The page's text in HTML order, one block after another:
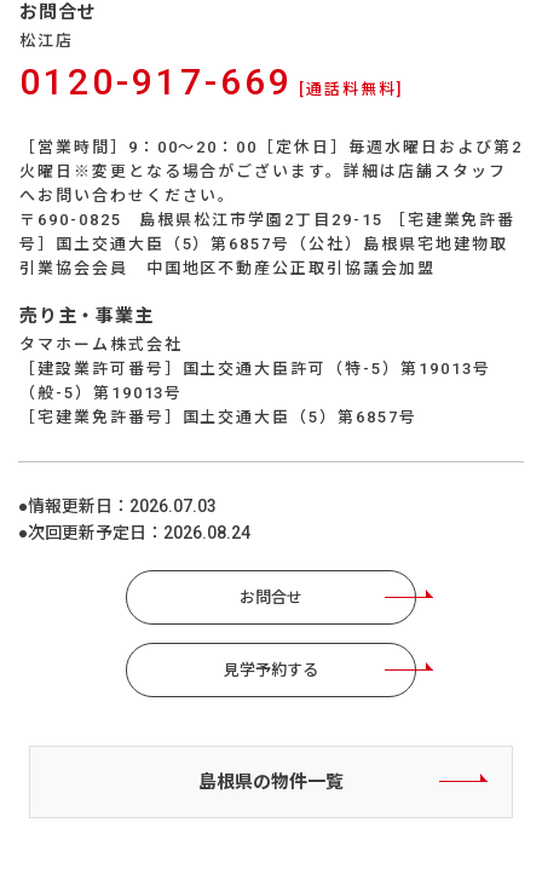
お問合せ
松江店
0120-917-669 [通話料無料]
［営業時間］9：00～20：00［定休日］毎週水曜日および第2
火曜日※変更となる場合がございます。詳細は店舗スタッフ
へお問い合わせください。
〒690-0825 島根県松江市学園2丁目29-15 ［宅建業免許番
号］国土交通大臣（5）第6857号（公社）島根県宅地建物取
引業協会会員 中国地区不動産公正取引協議会加盟
売り主・事業主
タマホーム株式会社
［建設業許可番号］国土交通大臣許可（特-5）第19013号
（般-5）第19013号
［宅建業免許番号］国土交通大臣（5）第6857号
●情報更新日： 2026.07.03
●次回更新予定日： 2026.08.24
お問合せ
見学予約する
島根県の物件一覧